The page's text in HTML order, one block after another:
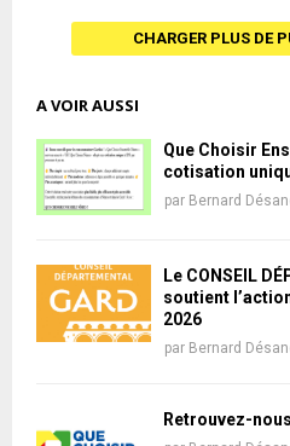
CHARGER PLUS DE
A VOIR AUSSI
Que Choisir
cotisation
par Bernard
Le CONSEIL
soutient
2026
par Bernard
Retrouvez-